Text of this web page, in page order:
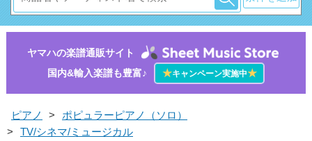
ヤマハの楽譜通販サイト
国内&輸入楽譜も豊富♪
★キャンペーン実施中★
ピアノ >
ポピュラーピアノ（ソロ）
>
TV/シネマ/ミュージカル